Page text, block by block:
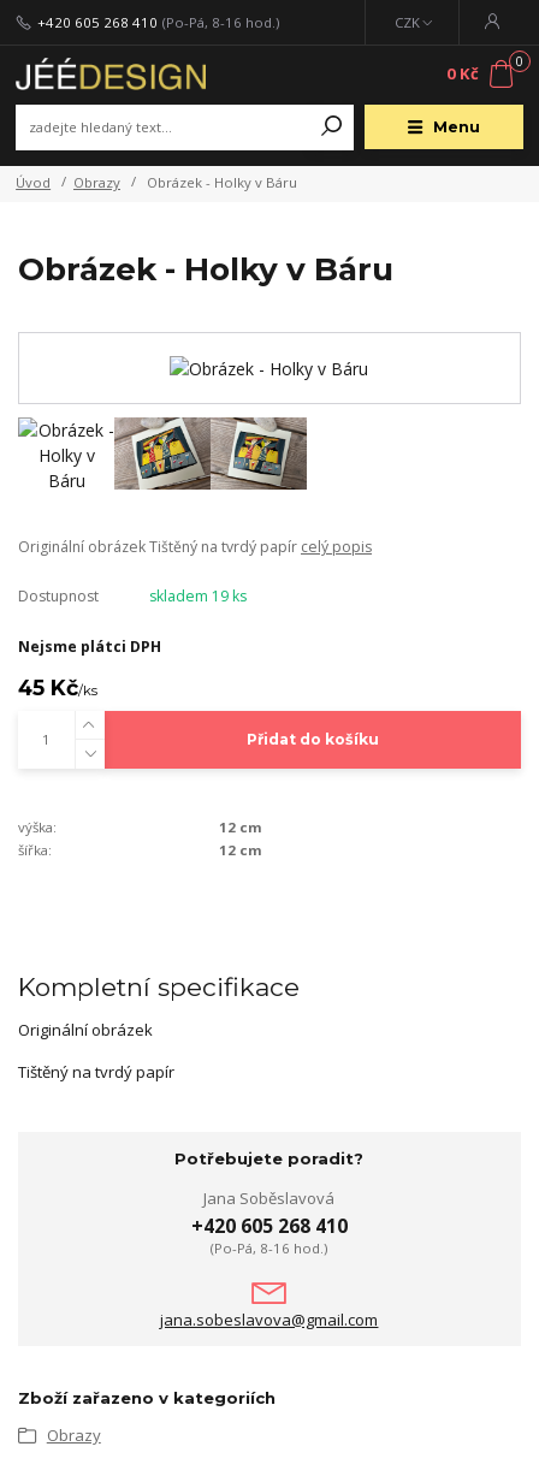
Menu
CZK
+420 605 268 410 (Po-Pá, 8-16 hod.)
0
0 Kč
Úvod Obrazy Obrázek - Holky v Báru
Obrázek - Holky v Báru
Originální obrázek Tištěný na tvrdý papír celý popis
Dostupnost skladem 19 ks
Nejsme plátci DPH
45 Kč/ks
Přidat do košíku
výška:
12 cm
šířka:
12 cm
Kompletní specifikace
Originální obrázek
Tištěný na tvrdý papír
Potřebujete poradit?
Jana Soběslavová
+420 605 268 410
(Po-Pá, 8-16 hod.)
jana.sobeslavova@gmail.com
Zboží zařazeno v kategoriích
Obrazy